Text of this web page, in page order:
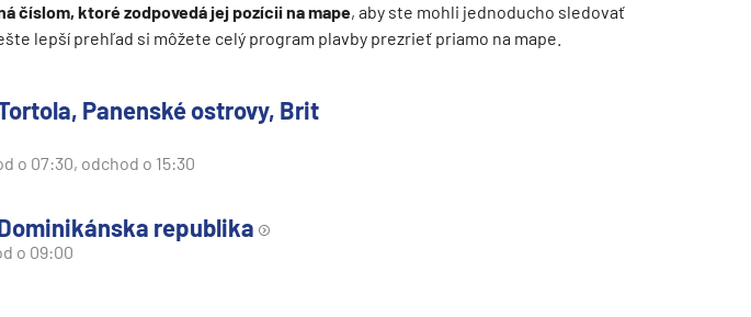
číslom, ktoré zodpovedá jej pozícii na mape, aby ste mohli jednoducho sledovať
lepší prehľad si môžete celý program plavby prezrieť priamo na mape.
Panenské ostrovy, Brit
o 07:30, odchod o 15:30
republika
o 09:00